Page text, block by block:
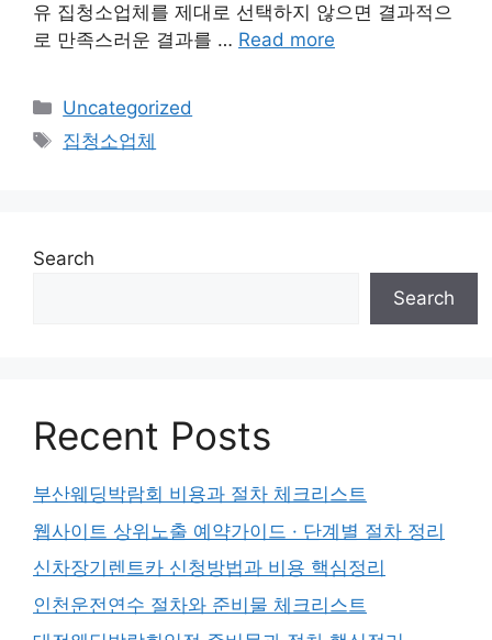
유 집청소업체를 제대로 선택하지 않으면 결과적으
로 만족스러운 결과를 … Read more
Categories
Uncategorized
Tags
집청소업체
Search
Search
Recent Posts
부산웨딩박람회 비용과 절차 체크리스트
웹사이트 상위노출 예약가이드 · 단계별 절차 정리
신차장기렌트카 신청방법과 비용 핵심정리
인천운전연수 절차와 준비물 체크리스트